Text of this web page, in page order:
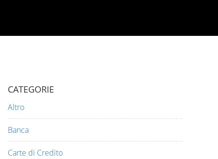
CATEGORIE
Altro
Banca
Carte di Credito